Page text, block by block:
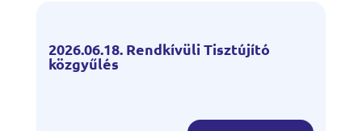
2026.06.18. Rendkívüli Tisztújító
közgyűlés